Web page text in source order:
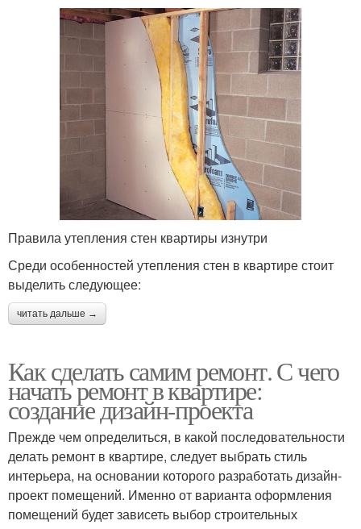
Правила утепления стен квартиры изнутри
Среди особенностей утепления стен в квартире стоит
выделить следующее:
читать дальше →
Как сделать самим ремонт. С чего
начать ремонт в квартире:
создание дизайн-проекта
Прежде чем определиться, в какой последовательности
делать ремонт в квартире, следует выбрать стиль
интерьера, на основании которого разработать дизайн-
проект помещений. Именно от варианта оформления
помещений будет зависеть выбор строительных